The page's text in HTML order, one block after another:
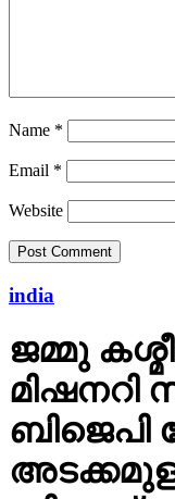
Name *
Email *
Website
india
ജമ്മു
മിഷനറി
ബിജെപി